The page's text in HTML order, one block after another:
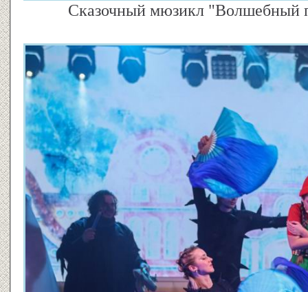
Сказочный мюзикл "Волшебный